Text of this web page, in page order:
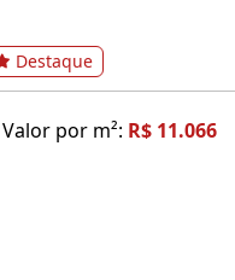
Destaque
Valor por m²: R$ 11.066